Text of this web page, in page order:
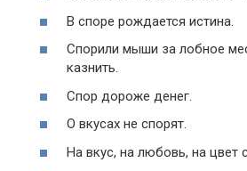
В споре рождается истина.
Спорили мыши за лобное
казнить.
Спор дороже денег.
О вкусах не спорят.
На вкус, на любовь, на цвет